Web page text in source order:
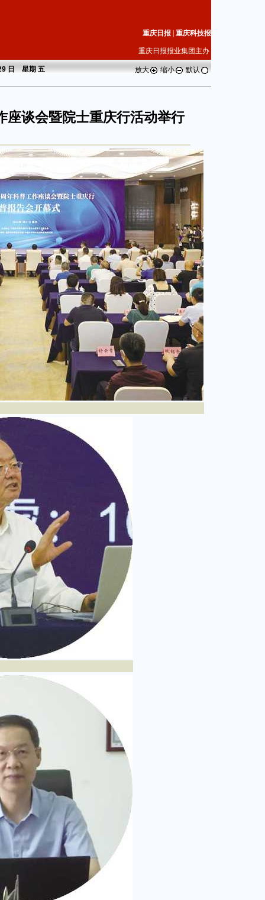
重庆日报 重庆科技报
重庆日报报业集团主办
日 星期五 放大 缩小 默认
座谈会暨院士重庆行活动举行